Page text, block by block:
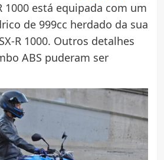
1000 está equipada com um
de 999cc herdado da sua
R 1000. Outros detalhes
ABS puderam ser